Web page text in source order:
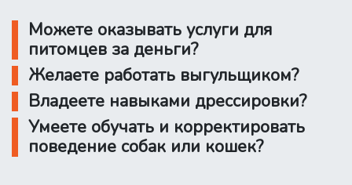
Можете оказывать услуги для
питомцев за деньги?
Желаете работать выгульщиком?
Владеете навыками дрессировки?
Умеете обучать и корректировать
поведение собак или кошек?